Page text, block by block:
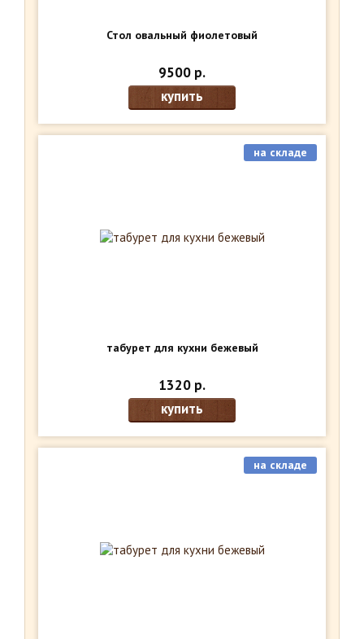
Стол овальный фиолетовый
9500 р.
купить
табурет для кухни бежевый
на складе
1320 р.
купить
на складе